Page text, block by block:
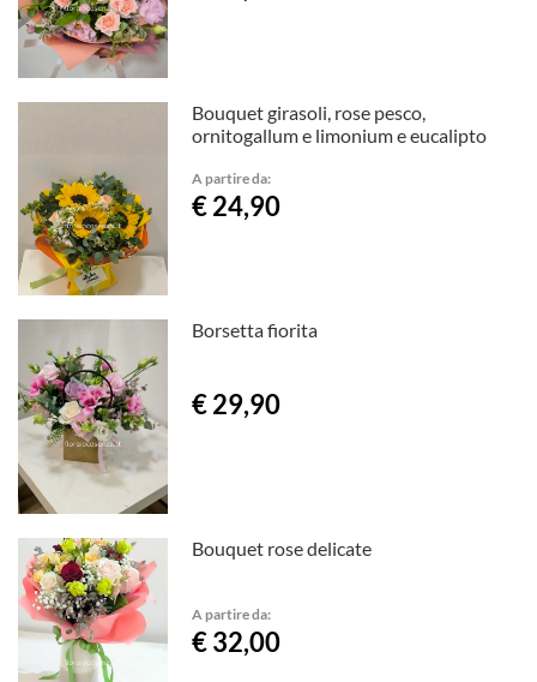
Bouquet girasoli, rose pesco,
ornitogallum e limonium e eucalipto
A partire da:
€ 24,90
Borsetta fiorita
€ 29,90
Bouquet rose delicate
A partire da:
€ 32,00